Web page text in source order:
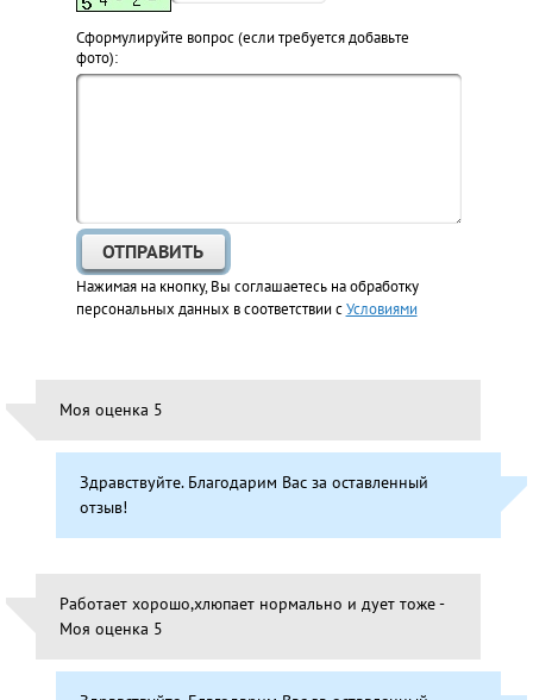
Cформулируйте вопрос (если требуется добавьте
фото):
Нажимая на кнопку, Вы соглашаетесь на обработку
персональных данных в соответствии сУсловиями
Моя оценка 5
Здравствуйте. Благодарим Вас за оставленный
отзыв!
Работает хорошо,хлюпает нормально и дует тоже -
Моя оценка 5